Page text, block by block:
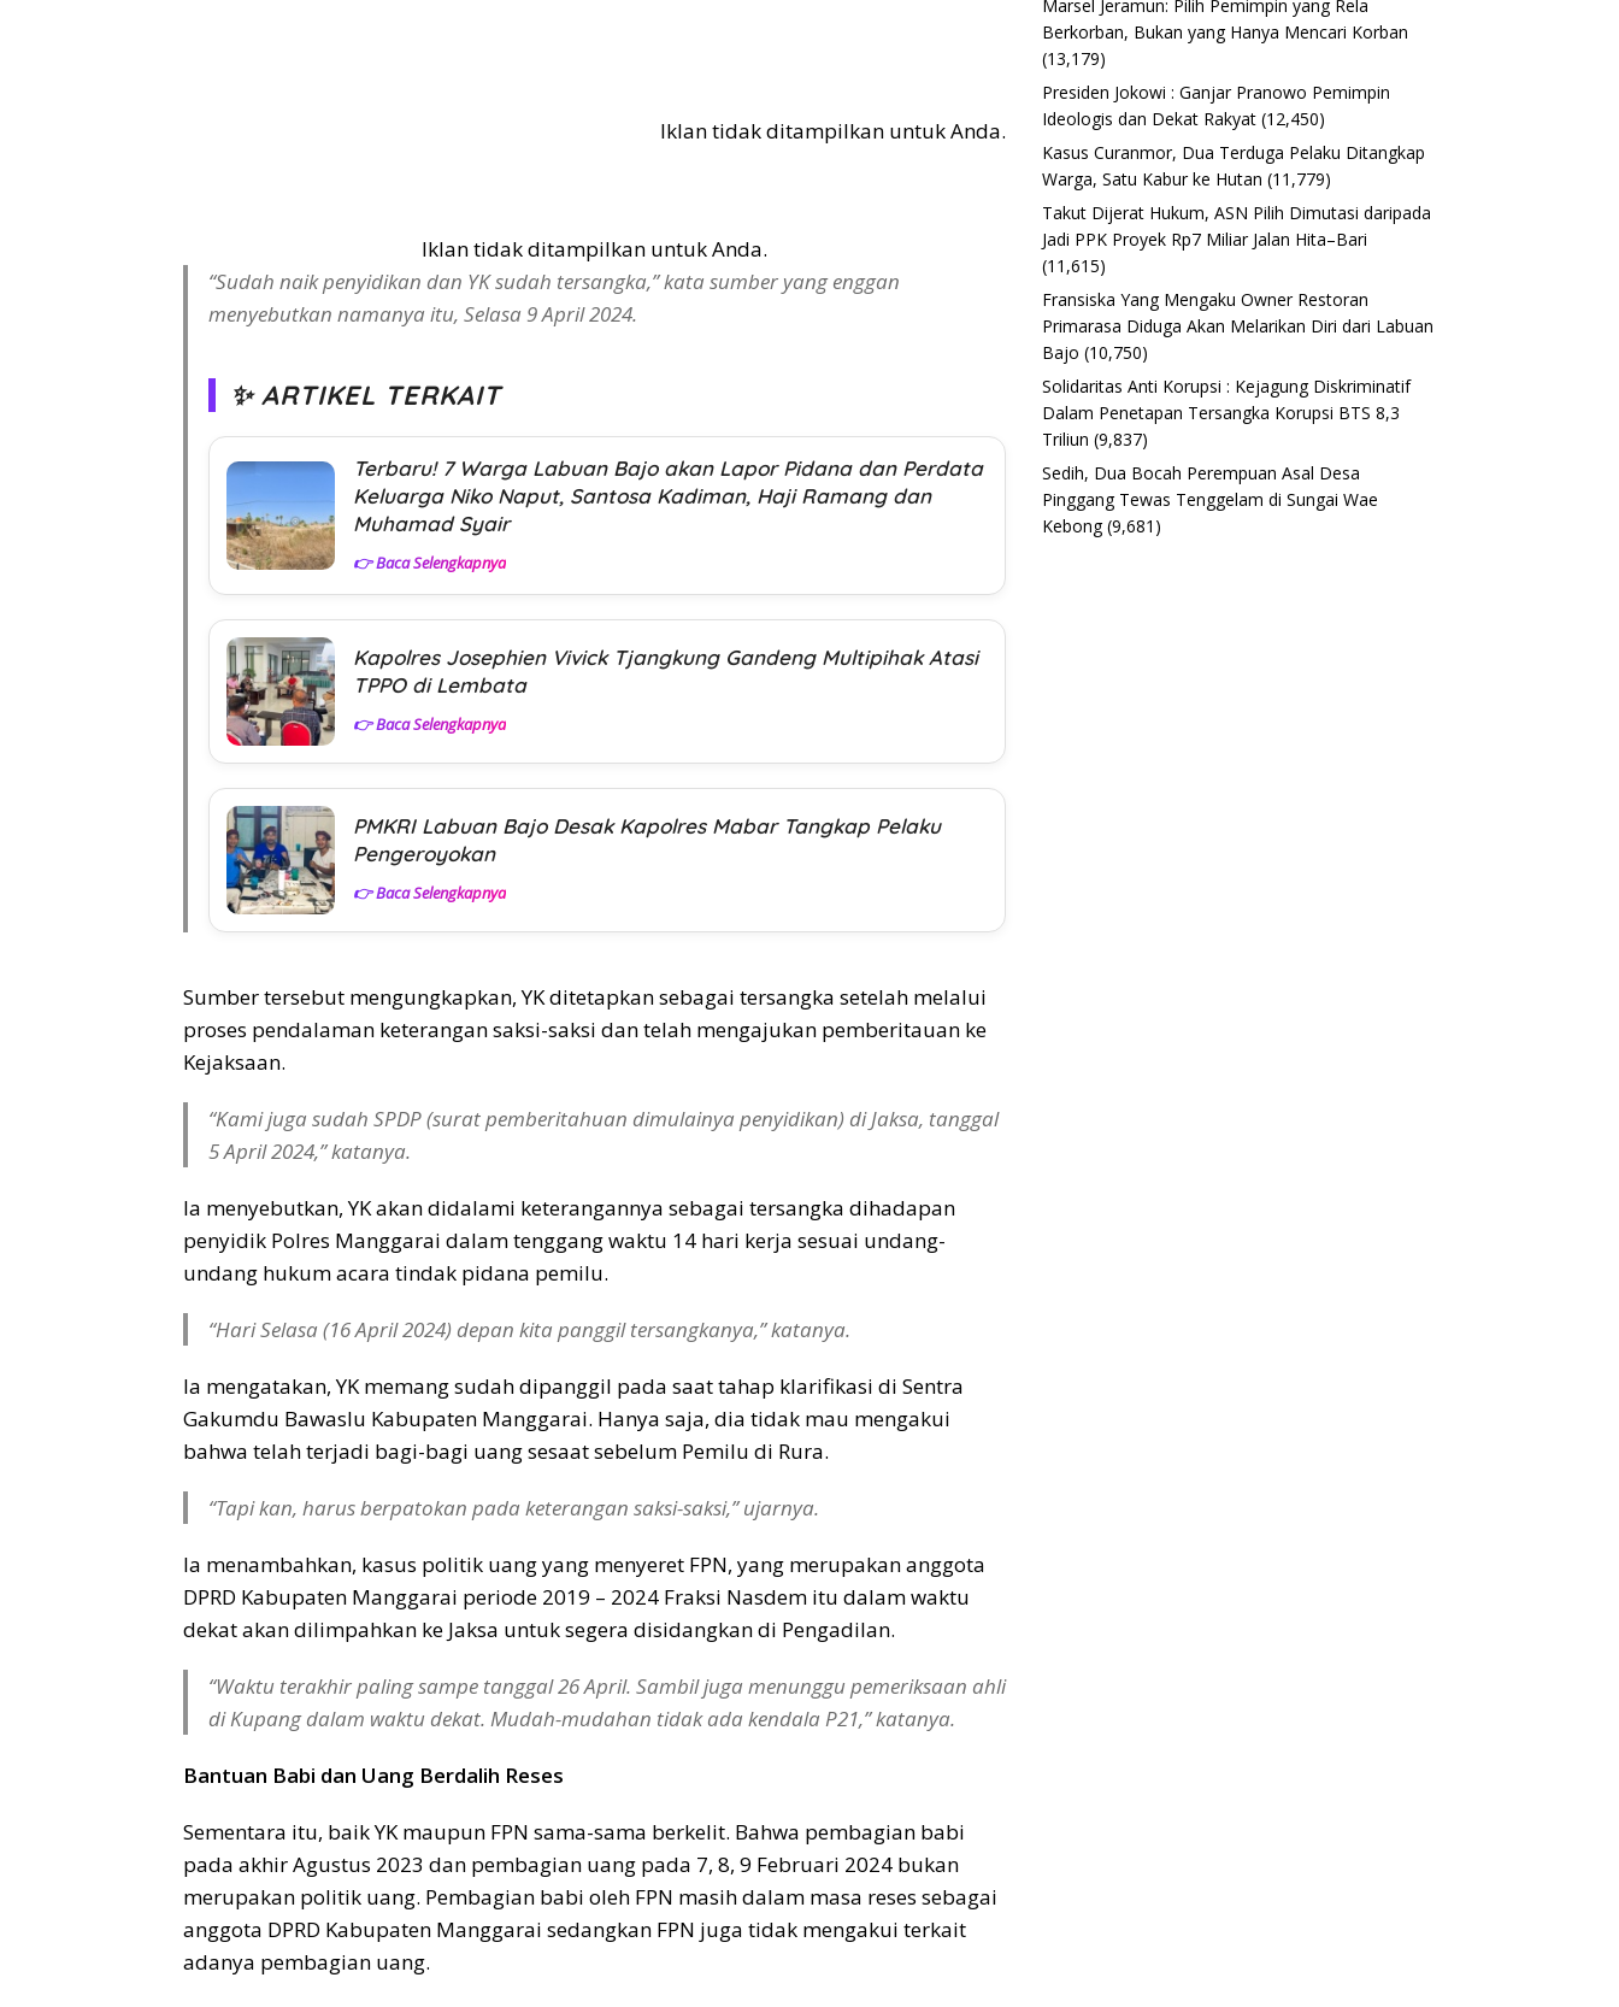
Iklan tidak ditampilkan untuk Anda.
Iklan tidak ditampilkan untuk Anda.
“Sudah naik penyidikan dan YK sudah tersangka,” kata sumber yang enggan
menyebutkan namanya itu, Selasa 9 April 2024.
✨ ARTIKEL TERKAIT
Terbaru! 7 Warga Labuan Bajo akan Lapor Pidana dan Perdata
Keluarga Niko Naput, Santosa Kadiman, Haji Ramang dan
Muhamad Syair
👉 Baca Selengkapnya
Kapolres Josephien Vivick Tjangkung Gandeng Multipihak Atasi
TPPO di Lembata
👉 Baca Selengkapnya
PMKRI Labuan Bajo Desak Kapolres Mabar Tangkap Pelaku
Pengeroyokan
👉 Baca Selengkapnya
Sumber tersebut mengungkapkan, YK ditetapkan sebagai tersangka setelah melalui
proses pendalaman keterangan saksi-saksi dan telah mengajukan pemberitauan ke
Kejaksaan.
“Kami juga sudah SPDP (surat pemberitahuan dimulainya penyidikan) di Jaksa, tanggal
5 April 2024,” katanya.
Ia menyebutkan, YK akan didalami keterangannya sebagai tersangka dihadapan
penyidik Polres Manggarai dalam tenggang waktu 14 hari kerja sesuai undang-
undang hukum acara tindak pidana pemilu.
“Hari Selasa (16 April 2024) depan kita panggil tersangkanya,” katanya.
Ia mengatakan, YK memang sudah dipanggil pada saat tahap klarifikasi di Sentra
Gakumdu Bawaslu Kabupaten Manggarai. Hanya saja, dia tidak mau mengakui
bahwa telah terjadi bagi-bagi uang sesaat sebelum Pemilu di Rura.
“Tapi kan, harus berpatokan pada keterangan saksi-saksi,” ujarnya.
Ia menambahkan, kasus politik uang yang menyeret FPN, yang merupakan anggota
DPRD Kabupaten Manggarai periode 2019 – 2024 Fraksi Nasdem itu dalam waktu
dekat akan dilimpahkan ke Jaksa untuk segera disidangkan di Pengadilan.
“Waktu terakhir paling sampe tanggal 26 April. Sambil juga menunggu pemeriksaan ahli
di Kupang dalam waktu dekat. Mudah-mudahan tidak ada kendala P21,” katanya.
Bantuan Babi dan Uang Berdalih Reses
Sementara itu, baik YK maupun FPN sama-sama berkelit. Bahwa pembagian babi
pada akhir Agustus 2023 dan pembagian uang pada 7, 8, 9 Februari 2024 bukan
merupakan politik uang. Pembagian babi oleh FPN masih dalam masa reses sebagai
anggota DPRD Kabupaten Manggarai sedangkan FPN juga tidak mengakui terkait
adanya pembagian uang.
Marsel Jeramun: Pilih Pemimpin yang Rela
Berkorban, Bukan yang Hanya Mencari Korban
(13,179)
Presiden Jokowi : Ganjar Pranowo Pemimpin
Ideologis dan Dekat Rakyat (12,450)
Kasus Curanmor, Dua Terduga Pelaku Ditangkap
Warga, Satu Kabur ke Hutan (11,779)
Takut Dijerat Hukum, ASN Pilih Dimutasi daripada
Jadi PPK Proyek Rp7 Miliar Jalan Hita–Bari
(11,615)
Fransiska Yang Mengaku Owner Restoran
Primarasa Diduga Akan Melarikan Diri dari Labuan
Bajo (10,750)
Solidaritas Anti Korupsi : Kejagung Diskriminatif
Dalam Penetapan Tersangka Korupsi BTS 8,3
Triliun (9,837)
Sedih, Dua Bocah Perempuan Asal Desa
Pinggang Tewas Tenggelam di Sungai Wae
Kebong (9,681)